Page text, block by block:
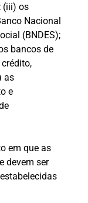
(iii) os
Nacional
(BNDES);
bancos de
as
e
em que as
devem ser